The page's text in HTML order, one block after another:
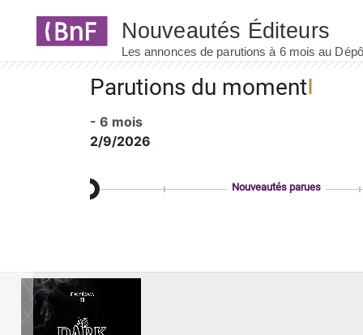
Parutions du moment
- 6 mois
2/9/2026
Nouveautés parues